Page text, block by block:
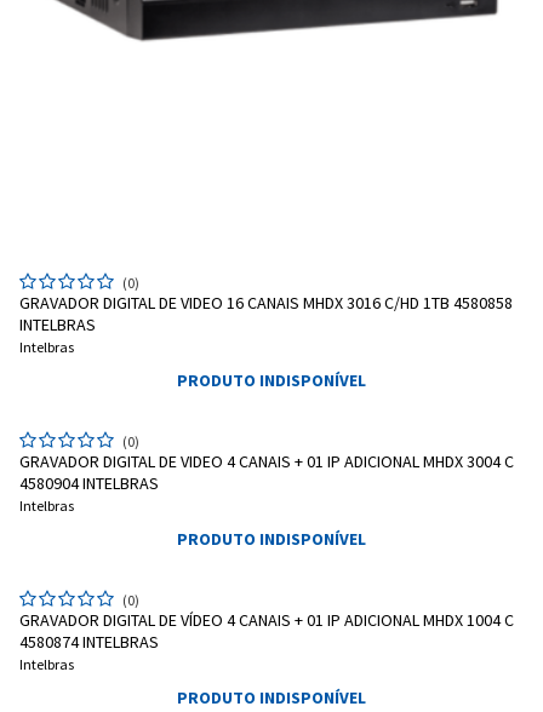
(0)
GRAVADOR DIGITAL DE VIDEO 16 CANAIS MHDX 3016 C/HD 1TB 4580858
INTELBRAS
Intelbras
PRODUTO INDISPONÍVEL
(0)
GRAVADOR DIGITAL DE VIDEO 4 CANAIS + 01 IP ADICIONAL MHDX 3004 C
4580904 INTELBRAS
Intelbras
PRODUTO INDISPONÍVEL
(0)
GRAVADOR DIGITAL DE VÍDEO 4 CANAIS + 01 IP ADICIONAL MHDX 1004 C
4580874 INTELBRAS
Intelbras
PRODUTO INDISPONÍVEL